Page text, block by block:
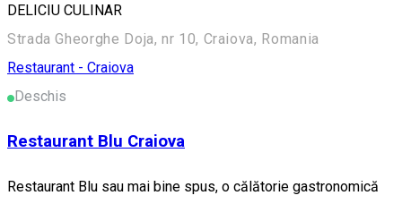
DELICIU CULINAR
Strada Gheorghe Doja, nr 10, Craiova, Romania
Restaurant - Craiova
Deschis
Restaurant Blu Craiova
Restaurant Blu sau mai bine spus, o călătorie gastronomică